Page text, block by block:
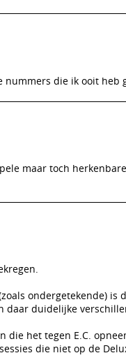
nummers die ik ooit heb
maar toch
ondergetekende) is
duidelijke
die het tegen E.C.
die niet op de